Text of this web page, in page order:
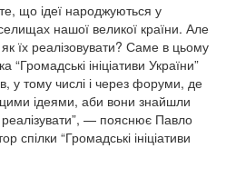
що ідеї народжуються у
нашої великої країни. Але
їх реалізовувати? Саме в цьому
“Громадські ініціативи України”
у тому числі і через форуми, де
ідеями, аби вони знайшли
реалізувати”, — пояснює Павло
спілки “Громадські ініціативи